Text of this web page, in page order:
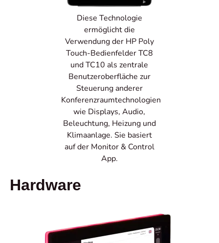
Diese Technologie
ermöglicht die
Verwendung der HP Poly
Touch-Bedienfelder TC8
und TC10 als zentrale
Benutzeroberfläche zur
Steuerung anderer
Konferenzraumtechnologien
wie Displays, Audio,
Beleuchtung, Heizung und
Klimaanlage. Sie basiert
auf der Monitor & Control
App.
Hardware